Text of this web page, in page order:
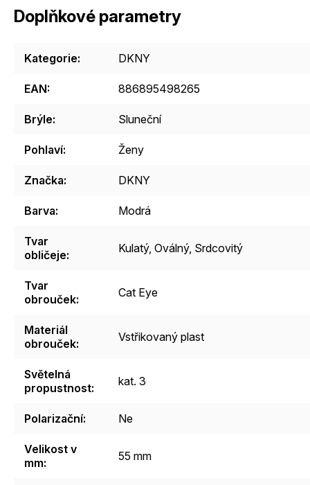
Doplňkové parametry
Kategorie: DKNY
EAN: 886895498265
Brýle: Sluneční
Pohlaví: Ženy
Značka: DKNY
Barva: Modrá
Tvar
obličeje: Kulatý, Oválný, Srdcovitý
Tvar
obrouček: Cat Eye
Materiál
obrouček: Vstřikovaný plast
Světelná
propustnost: kat. 3
Polarizační: Ne
Velikost v
mm: 55 mm